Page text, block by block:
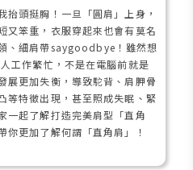
抬頭挺胸！一旦「圓肩」上身，
又笨重，衣服穿起來也會有莫名
、細肩帶saygoodbye！雖然想
工作繁忙，不是在電腦前就是
展更加失衡，導致駝背、肩胛骨
等特徵出現，甚至照成失眠、緊
一起了解打造完美肩型「直角
你更加了解何謂「直角肩」！